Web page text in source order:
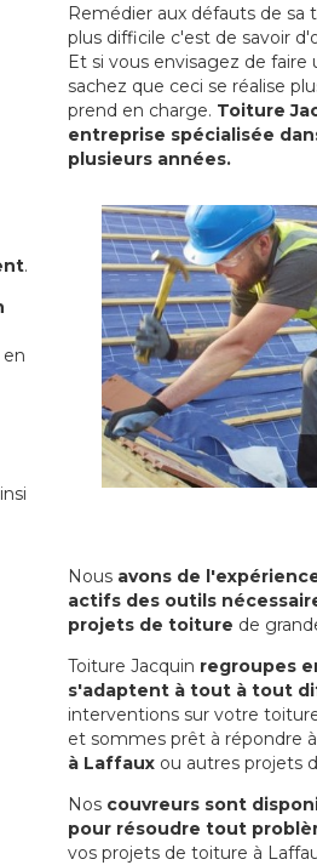
Remédier aux défauts de sa
plus difficile c'est de savoir
Et si vous envisagez de faire
sachez que ceci se réalise
prend en charge. Toiture
entreprise spécialisée
plusieurs années.
.
Nous avons de
actifs des outils
projets de toiture de
Toiture Jacquin regroupes
s'adaptent à tout à tout
interventions sur votre
et sommes prêt à répondre
à Laffaux ou autres projets
Nos couvreurs sont
pour résoudre tout
vos projets de toiture à